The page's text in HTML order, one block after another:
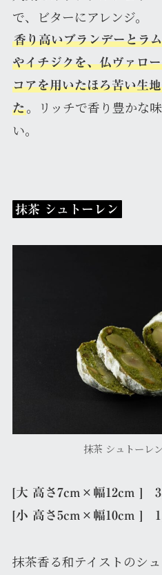
で、ビターにアレンジ。
香り高いブランデーとラ
やイチジクを、仏ヴァロ
コアを用いたほろ苦い生
た。リッチで香り豊かな
い。
抹茶 シュトーレン
抹茶 シュトーレ
[大 高さ7cm×幅12cm ]
[小 高さ5cm×幅10cm ]
抹茶香る和テイストのシュ